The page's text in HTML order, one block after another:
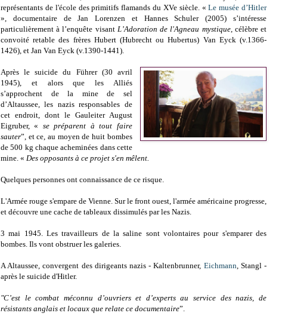
représentants de l'école des primitifs flamands du XVe siècle. «Le musée d’Hitler
», documentaire de Jan Lorenzen et Hannes Schuler (2005) s’intéresse
particulièrement à l’enquête visant L’Adoration de l'Agneau mystique, célèbre et
convoité retable des frères Hubert (Hubrecht ou Hubertus) Van Eyck (v.1366-
1426), et Jan Van Eyck (v.1390-1441).
Après le suicide du Führer (30 avril
1945), et alors que les Alliés
s’approchent de la mine de sel
d’Altaussee, les nazis responsables de
cet endroit, dont le Gauleiter August
Eigruber, « se préparent à tout faire
sauter”, et ce, au moyen de huit bombes
de 500 kg chaque acheminées dans cette
mine. « Des opposants à ce projet s'en mêlent.
Quelques personnes ont connaissance de ce risque.
L'Armée rouge s'empare de Vienne. Sur le front ouest, l'armée américaine progresse,
et découvre une cache de tableaux dissimulés par les Nazis.
3 mai 1945. Les travailleurs de la saline sont volontaires pour s'emparer des
bombes. Ils vont obstruer les galeries.
A Altaussee, convergent des dirigeants nazis - Kaltenbrunner, Eichmann, Stangl -
après le suicide d'Hitler.
"C’est le combat méconnu d’ouvriers et d’experts au service des nazis, de
résistants anglais et locaux que relate ce documentaire”.